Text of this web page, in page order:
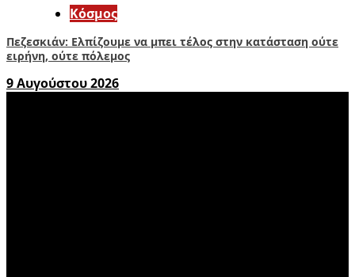
Κόσμος
Πεζεσκιάν: Ελπίζουμε να μπει τέλος στην κατάσταση ούτε
ειρήνη, ούτε πόλεμος
9 Αυγούστου 2026